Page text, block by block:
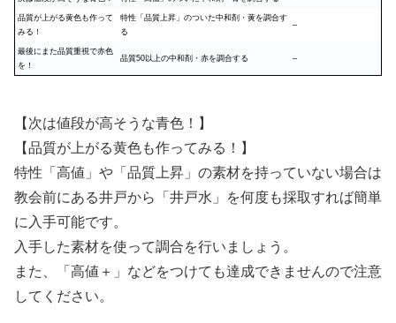
品質が上がる黄色も作って
みる！
特性「品質上昇」のついた中和剤・黄を調合す
る
–
最後にまた品質重視で赤色
を！
品質50以上の中和剤・赤を調合する –
【次は値段が高そうな青色！】
【品質が上がる黄色も作ってみる！】
特性「高値」や「品質上昇」の素材を持っていない場合は
教会前にある井戸から「井戸水」を何度も採取すれば簡単
に入手可能です。
入手した素材を使って調合を行いましょう。
また、「高値＋」などをつけても達成できませんので注意
してください。